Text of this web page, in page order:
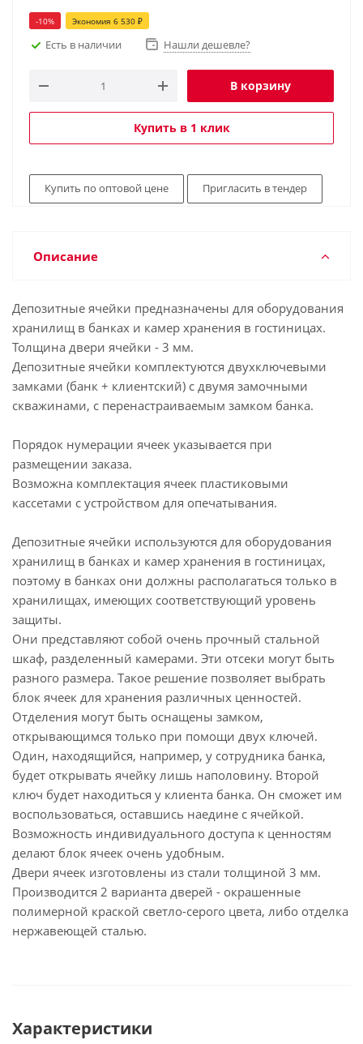
-10% Экономия 6 530 ₽
Есть в наличии Нашли дешевле?
В корзину
Купить в 1 клик
Купить по оптовой цене Пригласить в тендер
Описание
Депозитные ячейки предназначены для оборудования
хранилищ в банках и камер хранения в гостиницах.
Толщина двери ячейки - 3 мм.
Депозитные ячейки комплектуются двухключевыми
замками (банк + клиентский) с двумя замочными
скважинами, с перенастраиваемым замком банка.
Порядок нумерации ячеек указывается при
размещении заказа.
Возможна комплектация ячеек пластиковыми
кассетами с устройством для опечатывания.
Депозитные ячейки используются для оборудования
хранилищ в банках и камер хранения в гостиницах,
поэтому в банках они должны располагаться только в
хранилищах, имеющих соответствующий уровень
защиты.
Они представляют собой очень прочный стальной
шкаф, разделенный камерами. Эти отсеки могут быть
разного размера. Такое решение позволяет выбрать
блок ячеек для хранения различных ценностей.
Отделения могут быть оснащены замком,
открывающимся только при помощи двух ключей.
Один, находящийся, например, у сотрудника банка,
будет открывать ячейку лишь наполовину. Второй
ключ будет находиться у клиента банка. Он сможет им
воспользоваться, оставшись наедине с ячейкой.
Возможность индивидуального доступа к ценностям
делают блок ячеек очень удобным.
Двери ячеек изготовлены из стали толщиной 3 мм.
Производится 2 варианта дверей - окрашенные
полимерной краской светло-серого цвета, либо отделка
нержавеющей сталью.
Характеристики